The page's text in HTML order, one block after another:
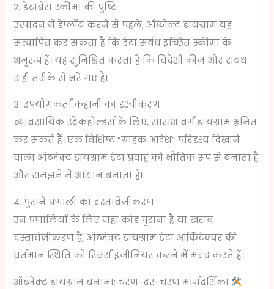
2. डेटाबेस स्कीमा की पुष्टि
उत्पादन में डेप्लॉय करने से पहले, ऑब्जेक्ट डायग्राम यह
सत्यापित कर सकता है कि डेटा संबंध इच्छित स्कीमा के
अनुरूप हैं। यह सुनिश्चित करता है कि विदेशी कीज़ और संबंध
सही तरीके से भरे गए हैं।
3. उपयोगकर्ता कहानी का दृश्यीकरण
व्यावसायिक स्टेकहोल्डर्स के लिए, सारांश वर्ग डायग्राम भ्रमित
कर सकते हैं। एक विशिष्ट “ग्राहक आदेश” परिदृश्य दिखाने
वाला ऑब्जेक्ट डायग्राम डेटा प्रवाह को भौतिक रूप से बनाता है
और समझने में आसान बनाता है।
4. पुराने प्रणाली का दस्तावेज़ीकरण
उन प्रणालियों के लिए जहां कोड पुराना है या खराब
दस्तावेज़ीकरण है, ऑब्जेक्ट डायग्राम डेटा आर्किटेक्चर की
वर्तमान स्थिति को रिवर्स इंजीनियर करने में मदद करते हैं।
ऑब्जेक्ट डायग्राम बनाना: चरण-दर-चरण मार्गदर्शिका